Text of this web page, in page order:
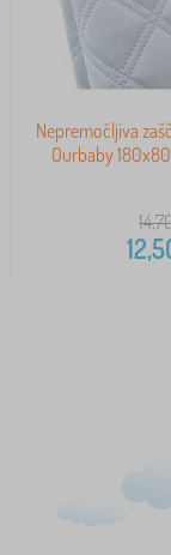
Nepremočljiva
Ourbaby